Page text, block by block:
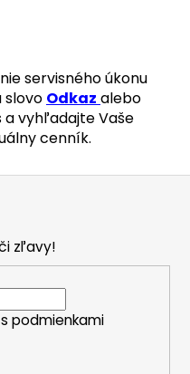
servisného úkonu
slovo Odkaz alebo
a vyhľadajte Vaše
cenník.
zľavy!
podmienkami